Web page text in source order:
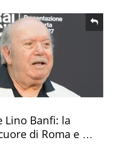
Lino Banfi: la
di Roma e i